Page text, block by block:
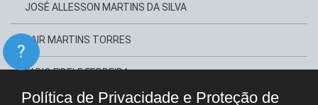
?
JOSÉ ALLESSON MARTINS DA SILVA
JAIR MARTINS TORRES
FABIO FIDELE FERREIRA
Política de Privacidade e Proteção de